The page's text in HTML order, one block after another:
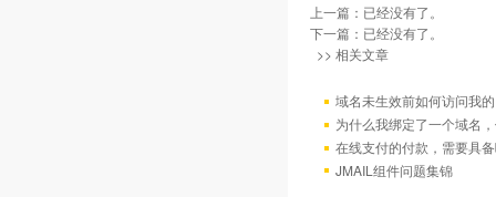
上一篇：已经没有了。
下一篇：已经没有了。
>> 相关文章
域名未生效前如何访问我
为什么我绑定了一个域名
在线支付的付款，需要具
JMAIL组件问题集锦